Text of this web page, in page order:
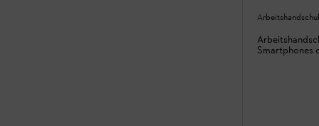
Smartphones